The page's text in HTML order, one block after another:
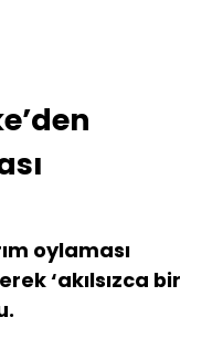
oylaması
‘akılsızca bir